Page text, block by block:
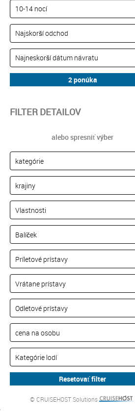
FILTER DETAILOV
alebo spresniť výber
© CRUISEHOST Solutions